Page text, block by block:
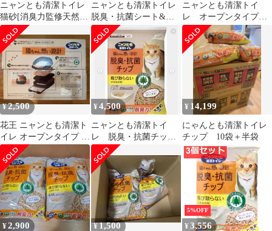
ニャンとも清潔トイレ
猫砂[消臭力監修天然木
チップ]大きめの粒4.4L
消臭プロフェッショナ
ル脱臭・抗菌チップシ
ステムトイレ猫用
ニャンとも清潔トイレ
脱臭・抗菌シート&マ
ット&チップ＋岩国再
生ホワイトペレット
ニャンとも清潔トイ
レ オープンタイプ
ライトグレー&グレ
ー 猫砂・シート付き
¥2,500
花王 ニャンとも清潔ト
イレ オープンタイプ ブ
ラウン
¥4,500
ニャンとも清潔トイ
レ 脱臭・抗菌チッ
プ 大きめの粒 4.5L×4
袋
¥ 14,199
にゃんとも清潔トイレ
チップ 10袋＋半袋
¥2,900 ¥1,500
5%OFF
¥ 3,556